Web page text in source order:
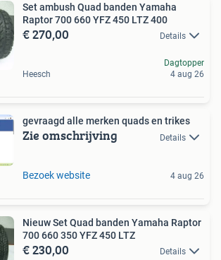
Set ambush Quad banden Yamaha
Raptor 700 660 YFZ 450 LTZ 400
€ 270,00 Details
Heesch
Dagtopper
4 aug 26
gevraagd alle merken quads en trikes
Zie omschrijving Details
Bezoek website 4 aug 26
Nieuw Set Quad banden Yamaha Raptor
700 660 350 YFZ 450 LTZ
€ 230,00 Details